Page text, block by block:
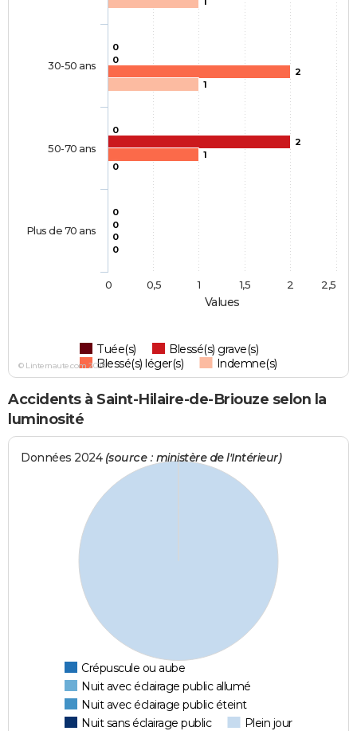
Values
0
0
0
0
2
0
2
1
0
1
0
0
Tuée(s)
Blessé(s) grave(s)
Blessé(s) léger(s)
Indemne(s)
30-50 ans
50-70 ans
Plus de 70 ans
0 0,5 1 1,5 2 2,5
© Linternaute.com 2026
Accidents à Saint-Hilaire-de-Briouze selon la
luminosité
Données 2024 (source : ministère de l'Intérieur)
Crépuscule ou aube
Nuit avec éclairage public allumé
Nuit avec éclairage public éteint
Nuit sans éclairage public
Plein jour